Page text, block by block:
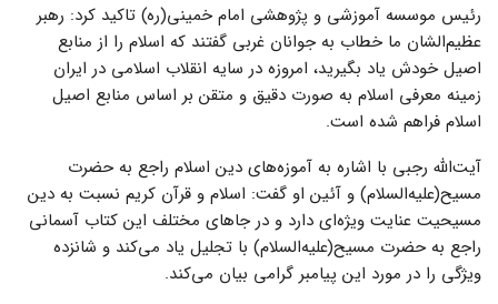
رئیس موسسه آموزشی و پژوهشی امام خمینی(ره) تاکید کرد: رهبر
عظیم‌الشان ما خطاب به جوانان غربی گفتند که اسلام را از منابع
اصیل خودش یاد بگیرید، امروزه در سایه انقلاب اسلامی در ایران
زمینه معرفی اسلام به صورت دقیق و متقن بر اساس منابع اصیل
اسلام فراهم شده است.
آیت‌الله رجبی با اشاره به آموزه‌های دین اسلام راجع به حضرت
مسیح(علیه‌السلام) و آئین او گفت: اسلام و قرآن کریم نسبت به دین
مسیحیت عنایت ویژه‌ای دارد و در جاهای مختلف این کتاب آسمانی
راجع به حضرت مسیح(علیه‌السلام) با تجلیل یاد می‌کند و شانزده
ویژگی را در مورد این پیامبر گرامی بیان می‌کند.